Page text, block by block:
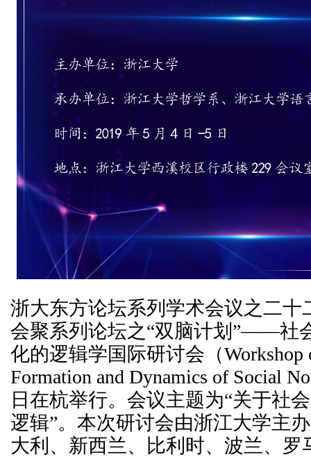
浙大东方论坛系列学术会议之二十
会聚系列论坛之“双脑计划”——社
化的逻辑学国际研讨会（Workshop
Formation and Dynamics of Social
日在杭举行。会议主题为“关于社
逻辑”。本次研讨会由浙江大学主
大利、新西兰、比利时、波兰、罗